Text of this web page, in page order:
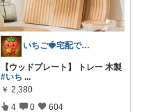
いちご🍓宅配でかなえる快適ライフ🏠
【ウッドプレート】 トレー 木製
#いち ...
￥ 2,380
4 0 604